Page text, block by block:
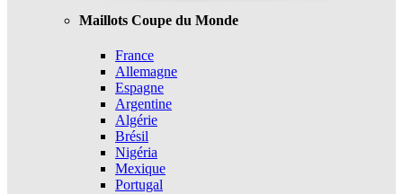
Maillots Coupe du Monde
France
Allemagne
Espagne
Argentine
Algérie
Brésil
Nigéria
Mexique
Portugal